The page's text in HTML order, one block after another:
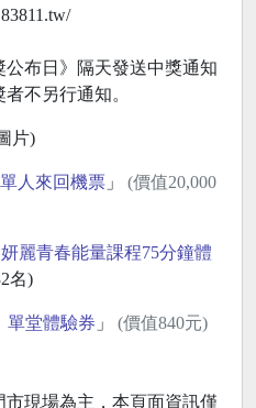
布日》隔天發送中獎通知
不另行通知。
片)
人來回機票」 (價值20,000
妍麗青春能量課程75分鐘體
名)
單堂體驗券 」 (價值840元)
現場為主，本頁面資訊僅